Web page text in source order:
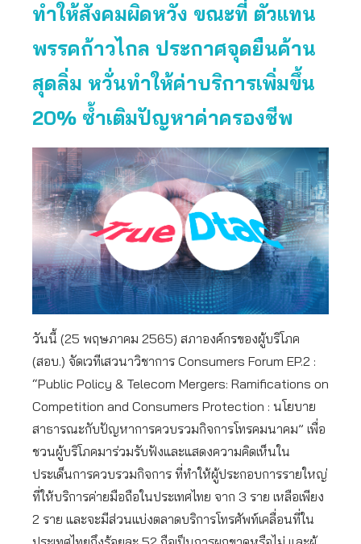
ทำให้สังคมผิดหวัง ขณะที่ ตัวแทน
พรรคก้าวไกล ประกาศจุดยืนค้าน
สุดลิ่ม หวั่นทำให้ค่าบริการเพิ่มขึ้น
20% ซ้ำเติมปัญหาค่าครองชีพ
วันนี้ (25 พฤษภาคม 2565) สภาองค์กรของผู้บริโภค
(สอบ.) จัดเวทีเสวนาวิชาการ Consumers Forum EP.2 :
“Public Policy & Telecom Mergers: Ramifications on
Competition and Consumers Protection : นโยบาย
สาธารณะกับปัญหาการควบรวมกิจการโทรคมนาคม” เพื่อ
ชวนผู้บริโภคมาร่วมรับฟังและแสดงความคิดเห็นใน
ประเด็นการควบรวมกิจการ ที่ทำให้ผู้ประกอบการรายใหญ่
ที่ให้บริการค่ายมือถือในประเทศไทย จาก 3 ราย เหลือเพียง
2 ราย และจะมีส่วนแบ่งตลาดบริการโทรศัพท์เคลื่อนที่ใน